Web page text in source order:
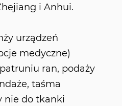
i Anhui.
urządzeń
medyczne)
ran, podaży
taśma
nie do tkanki